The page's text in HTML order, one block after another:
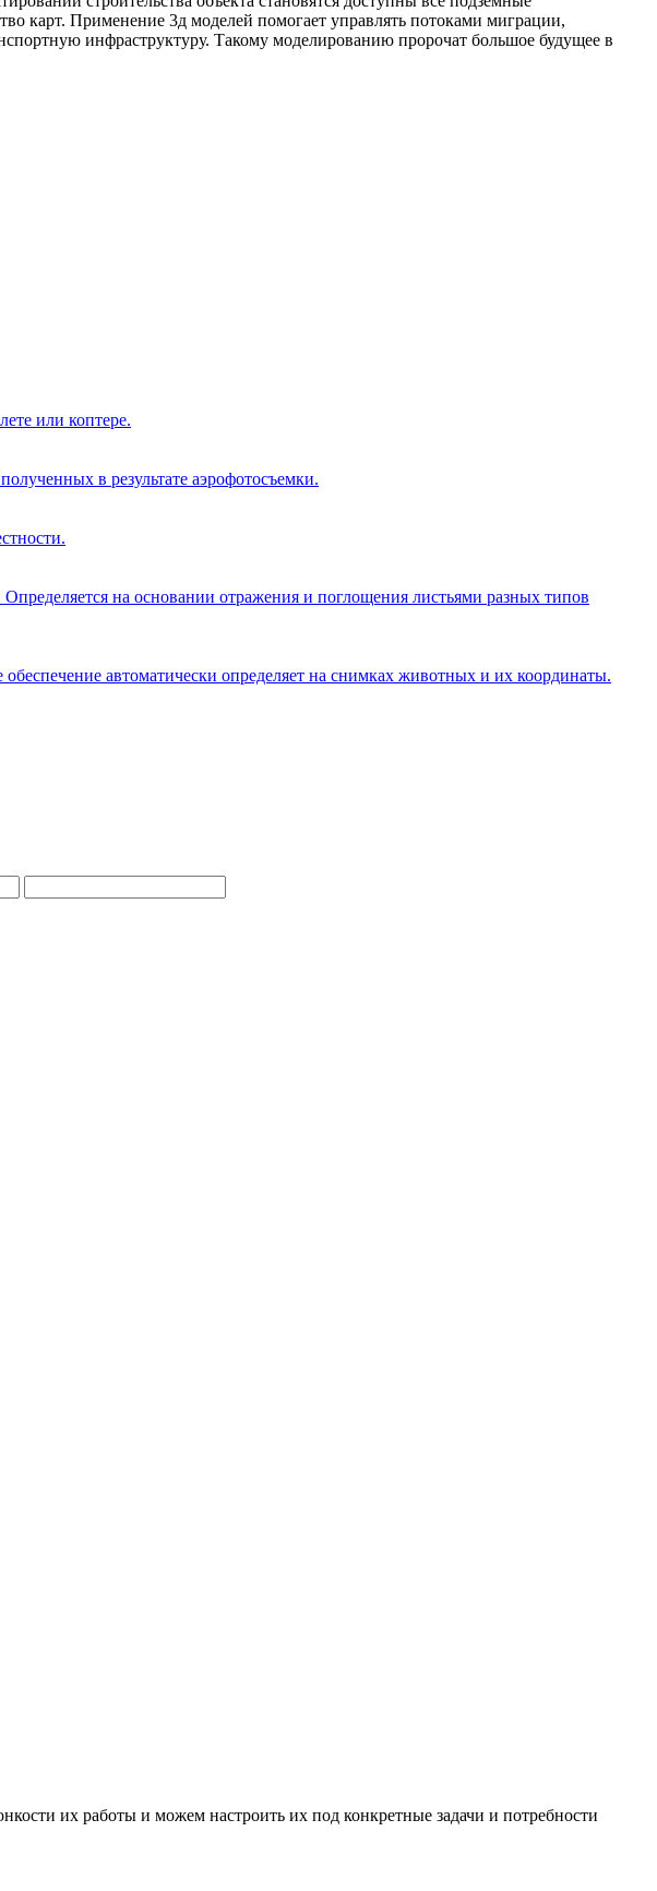
карт. Применение 3д моделей помогает управлять потоками миграции,
инфраструктуру. Такому моделированию пророчат большое будущее в
или коптере.
в результате аэрофотосъемки.
на основании отражения и поглощения листьями разных типов
автоматически определяет на снимках животных и их координаты.
их работы и можем настроить их под конкретные задачи и потребности